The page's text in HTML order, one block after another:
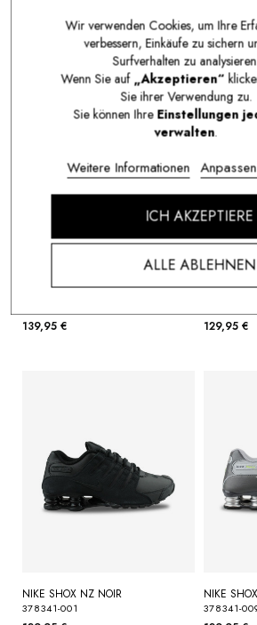
METALLIC SILVER
139,95 €
RED
129,95 €
NIKE SHOX NZ NOIR
378341-001
NIKE
378341-
Wir verwenden Cookies, um Ihre
verbessern, Einkäufe zu sichern
Surfverhalten zu
Wenn Sie auf „Akzeptieren“
Sie ihrer Verwendung zu.
Sie können Ihre Einstellungen
verwalten.
Weitere Informationen
ALLE ABLEHNEN
ICH AKZEPTIERE